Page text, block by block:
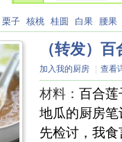
栗子 核桃 桂圆 白果 腰果
（转发）
加入我的厨房 查看
材料： 百合莲
地瓜的厨房
先检讨，我